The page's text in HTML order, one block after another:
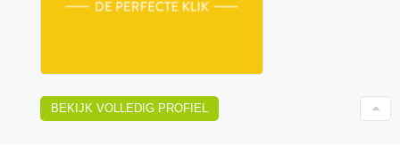
BEKIJK VOLLEDIG PROFIEL